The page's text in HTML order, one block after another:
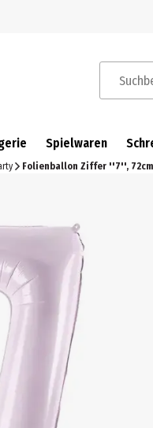
Spielwaren
Folienballon Ziffer ''7'',